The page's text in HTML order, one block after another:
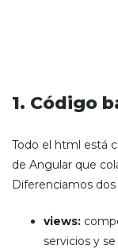
1. Código
Todo el html está
de Angular que
Diferenciamos
views:
servicios y